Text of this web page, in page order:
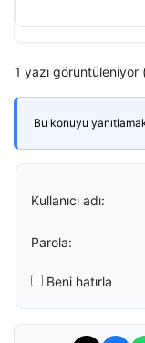
1 yazı görüntüleniyor
Bu konuyu
Kullanıcı adı:
Parola:
Beni hatırla